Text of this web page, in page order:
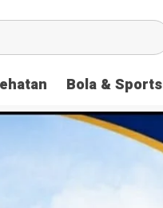
Bola & Sports